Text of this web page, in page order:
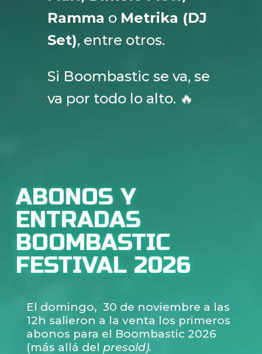
Ramma o Metrika (DJ
Set), entre otros.
Si Boombastic se va, se
va por todo lo alto. 🔥
ABONOS Y
ENTRADAS
BOOMBASTIC
FESTIVAL 2026
El domingo, 30 de noviembre a las
12h salieron a la venta los primeros
abonos para el Boombastic 2026
(más allá del presold).